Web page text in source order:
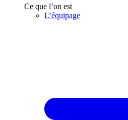
Ce que l’on est
L’équipage